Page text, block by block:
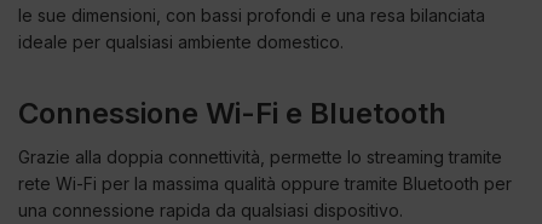
le sue dimensioni, con bassi profondi e una resa bilanciata
ideale per qualsiasi ambiente domestico.
Connessione Wi-Fi e Bluetooth
Grazie alla doppia connettività, permette lo streaming tramite
rete Wi-Fi per la massima qualità oppure tramite Bluetooth per
una connessione rapida da qualsiasi dispositivo.